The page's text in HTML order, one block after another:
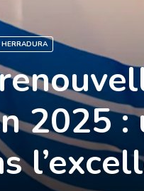
2025 :